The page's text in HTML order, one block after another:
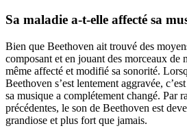
Sa maladie a-t-elle affecté sa
Bien que Beethoven ait trouvé des
composant et en jouant des morceaux de
même affecté et modifié sa sonorité.
Beethoven s’est lentement aggravée,
sa musique a complétement changé. Par
précédentes, le son de Beethoven est
grandiose et plus fort que jamais.